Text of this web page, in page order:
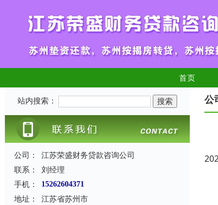
首页
站内搜索：
公司：
江苏荣盛财务贷款咨询公司
联系：
刘经理
手机：
15262604371
地址：
江苏省苏州市
公